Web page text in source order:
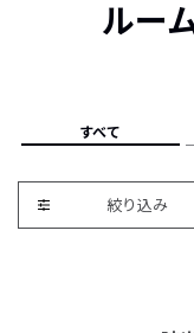
ルー
すべて
絞り込み